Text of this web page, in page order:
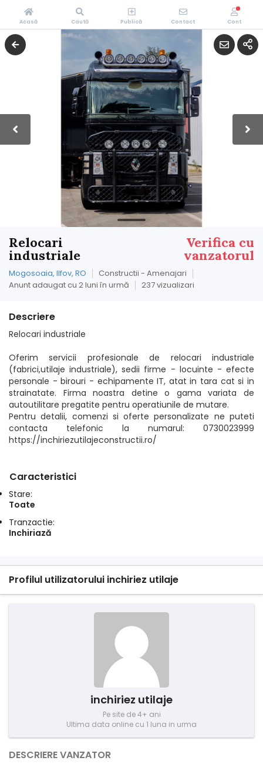
Verifica cu
vanzatorul
Relocari
industriale
Mogosoaia, Ilfov, RO
Constructii - Amenajari
Anunt adaugat cu 2 luni în urmă
237 vizualizari
Descriere
Relocari industriale
Oferim servicii profesionale de relocari industriale
(fabrici,utilaje industriale), sedii firme - locuinte - efecte
personale - birouri - echipamente IT, atat in tara cat si in
strainatate. Firma noastra detine o gama variata de
autoutilitare pregatite pentru operatiunile de mutare.
Pentru detalii, comenzi si oferte personalizate ne puteti
contacta telefonic la numarul: 0730023999
https://inchiriezutilajeconstructii.ro/
Caracteristici
Stare:
Toate
Tranzactie:
Inchiriază
Profilul utilizatorului inchiriez utilaje
inchiriez utilaje
Pe site de 4+ ani
Ultima data online cu 1 luna in urma
DESCRIERE VANZATOR
Acasă Caută Publică Contact Cont